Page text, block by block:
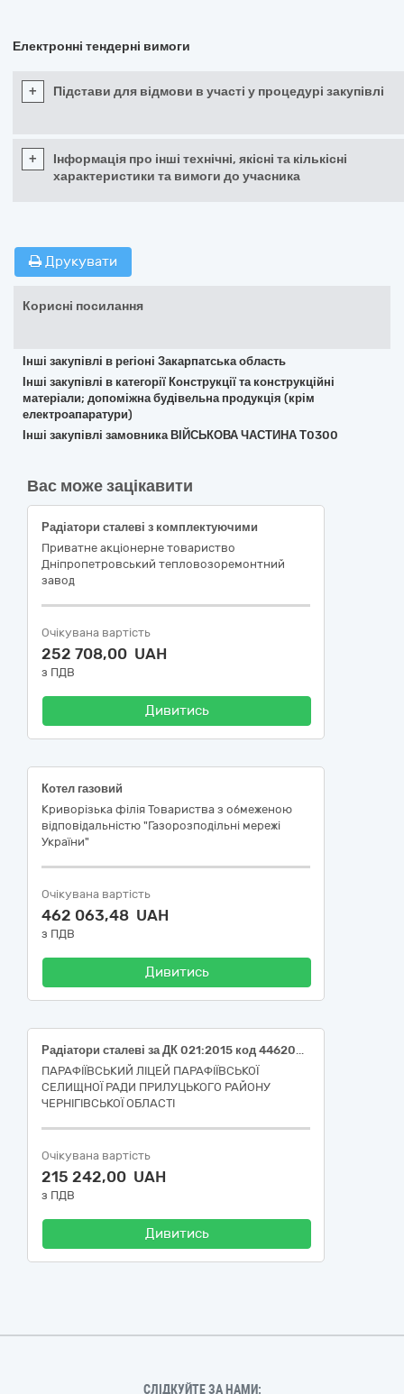
Електронні тендерні вимоги
+ Підстави для відмови в участі у процедурі закупівлі
+
Інформація про інші технічні, якісні та кількісні
характеристики та вимоги до учасника
Друкувати
Корисні посилання
Інші закупівлі в регіоні Закарпатська область
Інші закупівлі в категорії Конструкції та конструкційні
матеріали; допоміжна будівельна продукція (крім
електроапаратури)
Інші закупівлі замовника ВІЙСЬКОВА ЧАСТИНА Т0300
Вас може зацікавити
Радіатори сталеві з комплектуючими
Приватне акцiонерне товариство
Днiпропетровський тепловозоремонтний
завод
Очікувана вартість
252 708,00 UAH
з ПДВ
Дивитись
Котел газовий
Криворізька філія Товариства з обмеженою
відповідальністю "Газорозподільні мережі
України"
Очікувана вартість
462 063,48 UAH
з ПДВ
Дивитись
Радіатори сталеві за ДК 021:2015 код 44620000-2 - Радіатори і котли для систем центрального опалення та їх деталі
ПАРАФІЇВСЬКИЙ ЛІЦЕЙ ПАРАФІЇВСЬКОЇ
СЕЛИЩНОЇ РАДИ ПРИЛУЦЬКОГО РАЙОНУ
ЧЕРНІГІВСЬКОЇ ОБЛАСТІ
Очікувана вартість
215 242,00 UAH
з ПДВ
Дивитись
СЛІДКУЙТЕ ЗА НАМИ: